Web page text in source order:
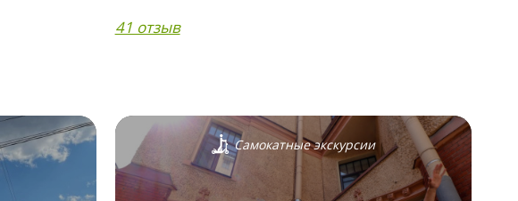
41 отзыв
Самокатные экскурсии